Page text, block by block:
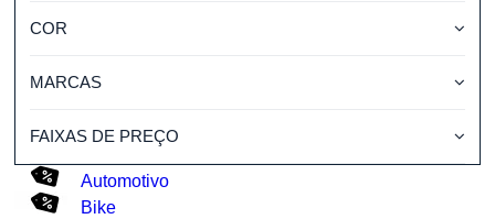
COR
MARCAS
FAIXAS DE PREÇO
Automotivo
Bike